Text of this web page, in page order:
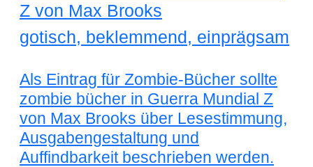
Z von Max Brooks
gotisch, beklemmend, einprägsam
Als Eintrag für Zombie-Bücher sollte
zombie bücher in Guerra Mundial Z
von Max Brooks über Lesestimmung,
Ausgabengestaltung und
Auffindbarkeit beschrieben werden.